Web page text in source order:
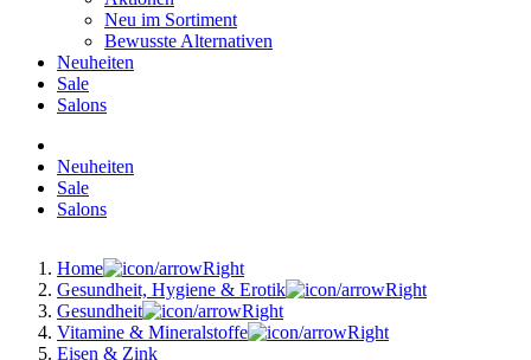
Neu im Sortiment
Bewusste Alternativen
Neuheiten
Sale
Salons
Neuheiten
Sale
Salons
Home
Gesundheit, Hygiene & Erotik
Gesundheit
Vitamine & Mineralstoffe
Eisen & Zink